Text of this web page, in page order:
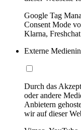
Google Tag
Consent Mode
Klarna, Freshchat
Externe
Durch das
oder andere
Anbietern
wir auf dieser